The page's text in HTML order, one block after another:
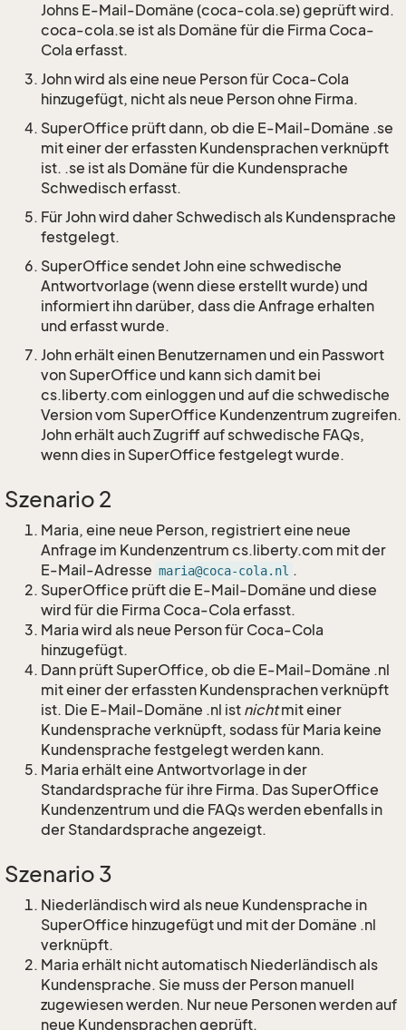
Johns E-Mail-Domäne (coca-cola.se) geprüft wird.
coca-cola.se ist als Domäne für die Firma Coca-
Cola erfasst.
John wird als eine neue Person für Coca-Cola
hinzugefügt, nicht als neue Person ohne Firma.
SuperOffice prüft dann, ob die E-Mail-Domäne .se
mit einer der erfassten Kundensprachen verknüpft
ist. .se ist als Domäne für die Kundensprache
Schwedisch erfasst.
Für John wird daher Schwedisch als Kundensprache
festgelegt.
SuperOffice sendet John eine schwedische
Antwortvorlage (wenn diese erstellt wurde) und
informiert ihn darüber, dass die Anfrage erhalten
und erfasst wurde.
John erhält einen Benutzernamen und ein Passwort
von SuperOffice und kann sich damit bei
cs.liberty.com einloggen und auf die schwedische
Version vom SuperOffice Kundenzentrum zugreifen.
John erhält auch Zugriff auf schwedische FAQs,
wenn dies in SuperOffice festgelegt wurde.
Szenario 2
Maria, eine neue Person, registriert eine neue
Anfrage im Kundenzentrum cs.liberty.com mit der
E-Mail-Adresse maria@coca-cola.nl .
SuperOffice prüft die E-Mail-Domäne und diese
wird für die Firma Coca-Cola erfasst.
Maria wird als neue Person für Coca-Cola
hinzugefügt.
Dann prüft SuperOffice, ob die E-Mail-Domäne .nl
mit einer der erfassten Kundensprachen verknüpft
ist. Die E-Mail-Domäne .nl ist nichtmit einer
Kundensprache verknüpft, sodass für Maria keine
Kundensprache festgelegt werden kann.
Maria erhält eine Antwortvorlage in der
Standardsprache für ihre Firma. Das SuperOffice
Kundenzentrum und die FAQs werden ebenfalls in
der Standardsprache angezeigt.
Szenario 3
Niederländisch wird als neue Kundensprache in
SuperOffice hinzugefügt und mit der Domäne .nl
verknüpft.
Maria erhält nicht automatisch Niederländisch als
Kundensprache. Sie muss der Person manuell
zugewiesen werden. Nur neue Personen werden auf
neue Kundensprachen geprüft.